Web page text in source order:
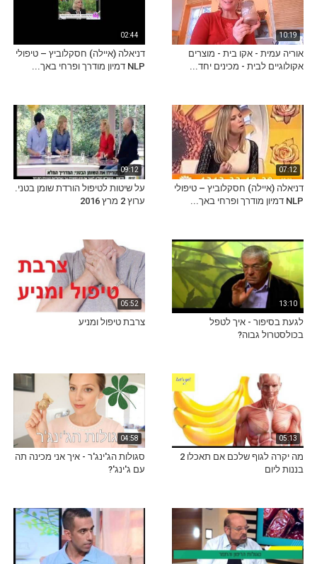
10:19
אוריה עמית - אקו בית - מוצרים
אקולוגיים לבית - מכינים יחד...
02:44
דניאלה (איילה) חסקלוביץ – טיפולי
NLP דמיון מודרך ופרחי באך...
07:12
דניאלה (איילה) חסקלוביץ – טיפולי
NLP דמיון מודרך ופרחי באך...
09:12
על שיטות לטיפול הורדת שומן בטני.
ערוץ 2 מרץ 2016
13:10
לגעת בסיפור - איך לטפל
בכולסטרול גבוה?
05:52
צרבת טיפול ומניע
05:13
מה יקרה לגוף שלכם אם תאכלו 2
בננות ליום
04:58
סגולות הג'ינג'ר - איך אני מכינה תה
עם ג'ינג'?